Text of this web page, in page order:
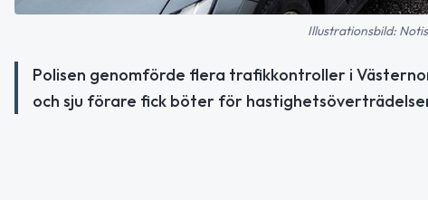
Illustrationsbild:
Polisen genomförde flera trafikkontroller i
och sju förare fick böter för